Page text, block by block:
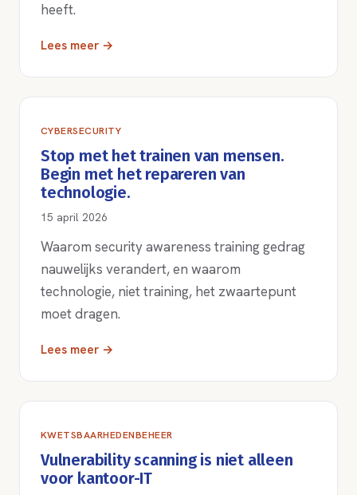
heeft.
Lees meer →
CYBERSECURITY
Stop met het trainen van mensen.
Begin met het repareren van
technologie.
15 april 2026
Waarom security awareness training gedrag
nauwelijks verandert, en waarom
technologie, niet training, het zwaartepunt
moet dragen.
Lees meer →
KWETSBAARHEDENBEHEER
Vulnerability scanning is niet alleen
voor kantoor-IT